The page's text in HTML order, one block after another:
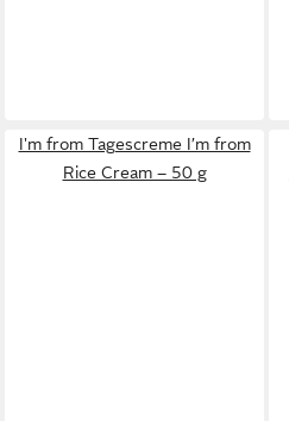
I'm from Tagescreme I’m from
Rice Cream – 50 g